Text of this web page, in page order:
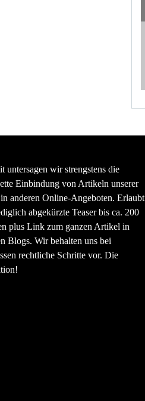
untersagen wir strengstens die
Einbindung von Artikeln unserer
anderen Online-Angeboten. Erlaubt
abgekürzte Teaser bis ca. 200
plus Link zum ganzen Artikel in
Blogs. Wir behalten uns bei
rechtliche Schritte vor. Die